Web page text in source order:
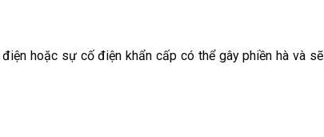
hoặc sự cố điện khẩn cấp có thể gây phiền hà và sẽ